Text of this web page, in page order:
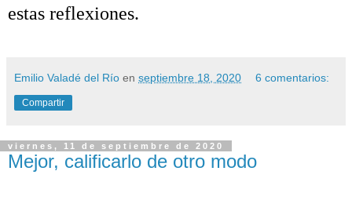
estas reflexiones.
Emilio Valadé del Río en septiembre 18, 2020 6 comentarios:
Compartir
viernes, 11 de septiembre de 2020
Mejor, calificarlo de otro modo